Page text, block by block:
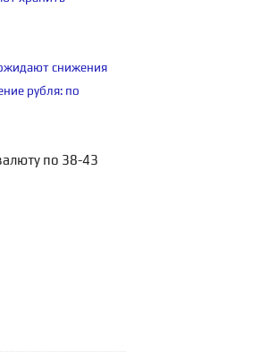
снижения
рубля: по
по 38-43